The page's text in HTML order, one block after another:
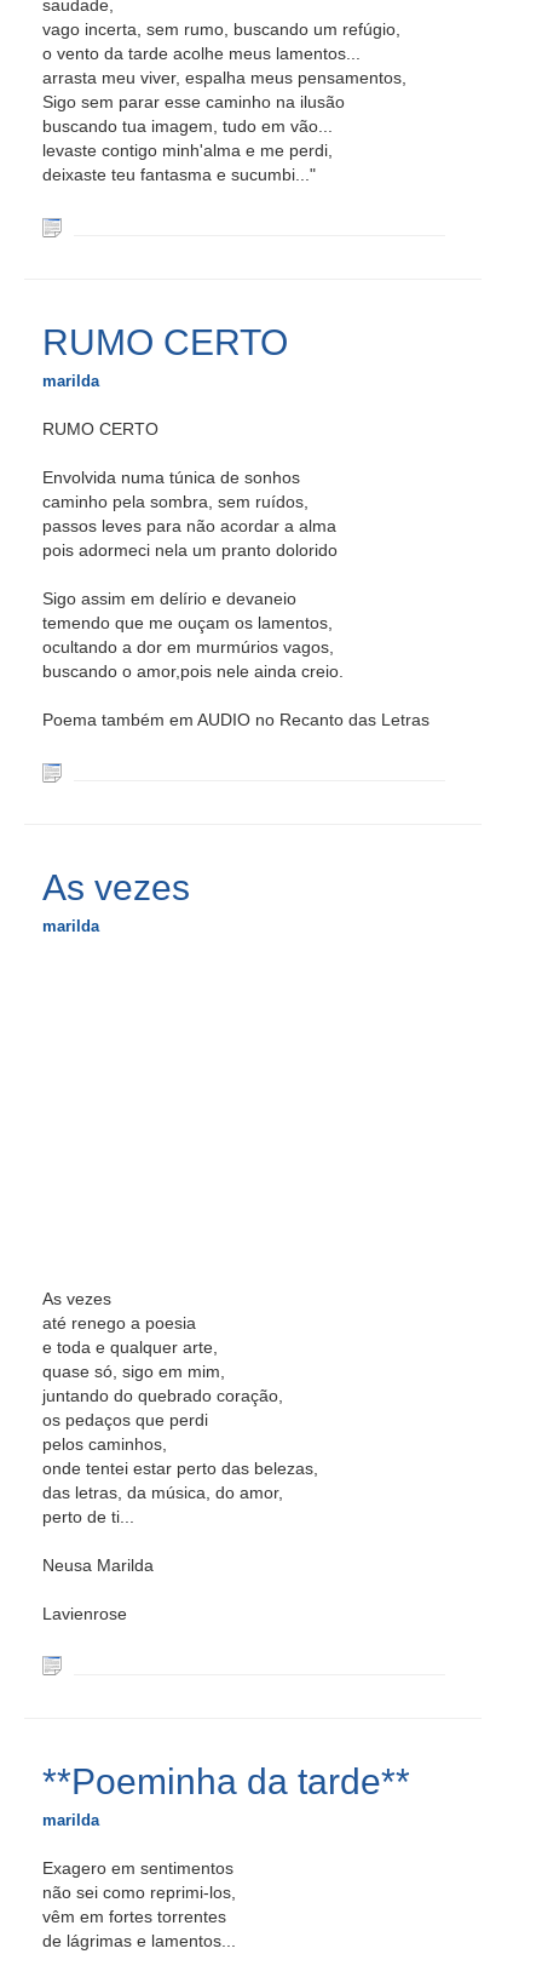
saudade,
vago incerta, sem rumo, buscando um refúgio,
o vento da tarde acolhe meus lamentos...
arrasta meu viver, espalha meus pensamentos,
Sigo sem parar esse caminho na ilusão
buscando tua imagem, tudo em vão...
levaste contigo minh'alma e me perdi,
deixaste teu fantasma e sucumbi..."
RUMO CERTO
marilda
RUMO CERTO
Envolvida numa túnica de sonhos
caminho pela sombra, sem ruídos,
passos leves para não acordar a alma
pois adormeci nela um pranto dolorido
Sigo assim em delírio e devaneio
temendo que me ouçam os lamentos,
ocultando a dor em murmúrios vagos,
buscando o amor,pois nele ainda creio.
Poema também em AUDIO no Recanto das Letras
As vezes
marilda
As vezes
até renego a poesia
e toda e qualquer arte,
quase só, sigo em mim,
juntando do quebrado coração,
os pedaços que perdi
pelos caminhos,
onde tentei estar perto das belezas,
das letras, da música, do amor,
perto de ti...
Neusa Marilda
Lavienrose
**Poeminha da tarde**
marilda
Exagero em sentimentos
não sei como reprimi-los,
vêm em fortes torrentes
de lágrimas e lamentos...